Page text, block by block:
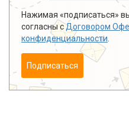
Нажимая «подписаться»
согласны сДоговором
конфиденциальности
Подписаться